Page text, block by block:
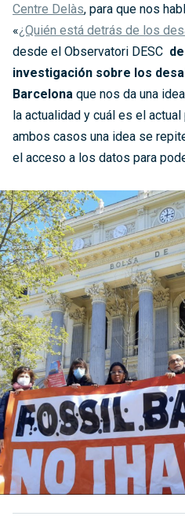
Centre Delàs, para que nos
«¿Quién está detrás de los
desde el Observatori DESC
investigación sobre los
Barcelona que nos da una
la actualidad y cuál es el
ambos casos una idea se
el acceso a los datos para